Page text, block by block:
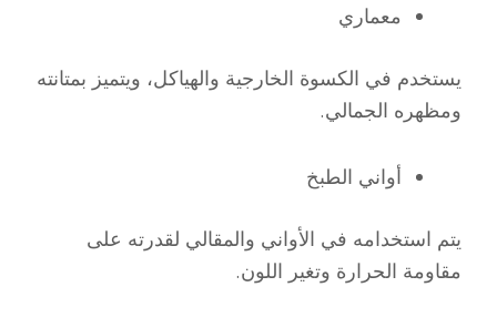
معماري
يستخدم في الكسوة الخارجية والهياكل، ويتميز بمتانته
ومظهره الجمالي.
أواني الطبخ
يتم استخدامه في الأواني والمقالي لقدرته على
مقاومة الحرارة وتغير اللون.